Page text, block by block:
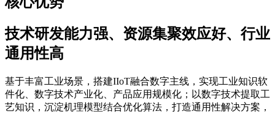
技术研发能力强、资源集聚效应好、行业
通用性高
基于丰富工业场景，搭建IIoT融合数字主线，实现工业知识软
件化、数字技术产业化、产品应用规模化；以数字技术提取工
艺知识，沉淀机理模型结合优化算法，打造通用性解决方案，